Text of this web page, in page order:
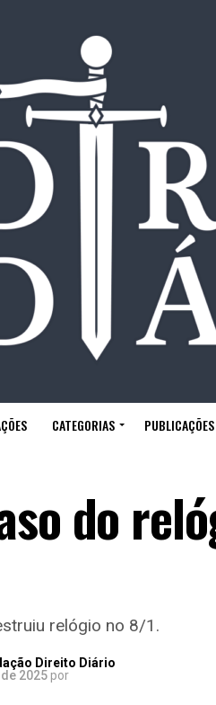
CATEGORIAS PUBLICAÇÕES
do
relógio no 8/1.
Direito Diário
2025 por